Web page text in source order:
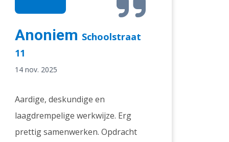
Anoniem Schoolstraat
11
14 nov. 2025
Aardige, deskundige en
laagdrempelige werkwijze. Erg
prettig samenwerken. Opdracht